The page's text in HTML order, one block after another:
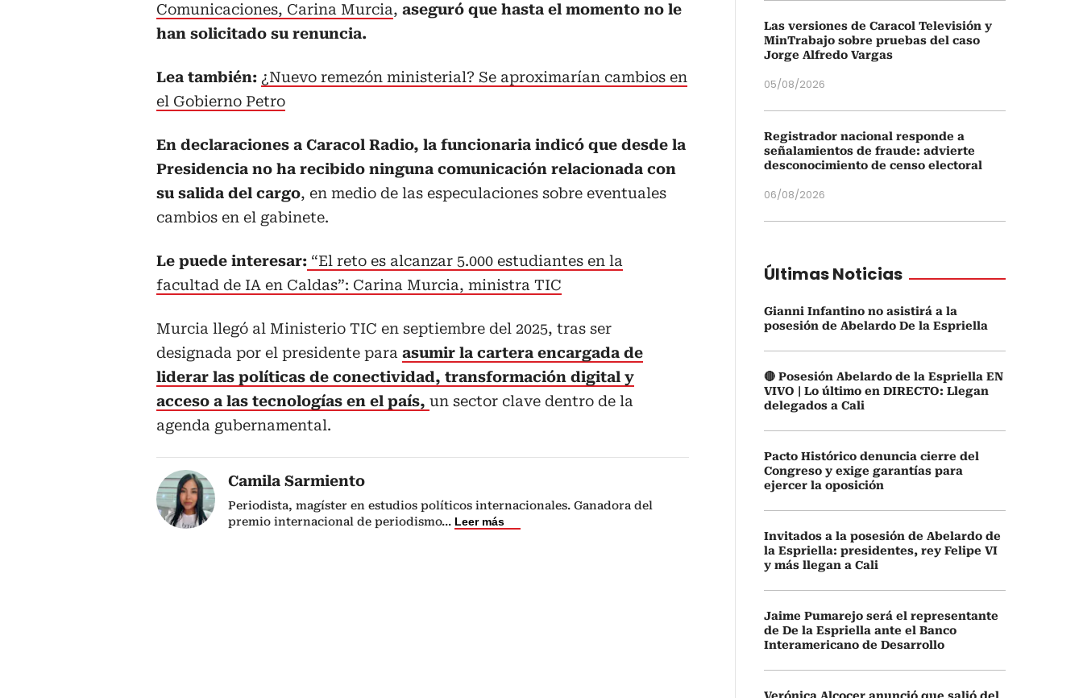
Comunicaciones, Carina Murcia, aseguró que hasta el momento no le
han solicitado su renuncia.
Lea también: ¿Nuevo remezón ministerial? Se aproximarían cambios en
el Gobierno Petro
En declaraciones a Caracol Radio, la funcionaria indicó que desde la
Presidencia no ha recibido ninguna comunicación relacionada con
su salida del cargo, en medio de las especulaciones sobre eventuales
cambios en el gabinete.
Le puede interesar: “El reto es alcanzar 5.000 estudiantes en la
facultad de IA en Caldas”: Carina Murcia, ministra TIC
Murcia llegó al Ministerio TIC en septiembre del 2025, tras ser
designada por el presidente para asumir la cartera encargada de
liderar las políticas de conectividad, transformación digital y
acceso a las tecnologías en el país, un sector clave dentro de la
agenda gubernamental.
Camila Sarmiento
Periodista, magíster en estudios políticos internacionales. Ganadora del
premio internacional de periodismo... Leer más
Las versiones de Caracol Televisión y
MinTrabajo sobre pruebas del caso
Jorge Alfredo Vargas
05/08/2026
Registrador nacional responde a
señalamientos de fraude: advierte
desconocimiento de censo electoral
06/08/2026
Últimas Noticias
Gianni Infantino no asistirá a la
posesión de Abelardo De la Espriella
🔴 Posesión Abelardo de la Espriella EN
VIVO | Lo último en DIRECTO: Llegan
delegados a Cali
Pacto Histórico denuncia cierre del
Congreso y exige garantías para
ejercer la oposición
Invitados a la posesión de Abelardo de
la Espriella: presidentes, rey Felipe VI
y más llegan a Cali
Jaime Pumarejo será el representante
de De la Espriella ante el Banco
Interamericano de Desarrollo